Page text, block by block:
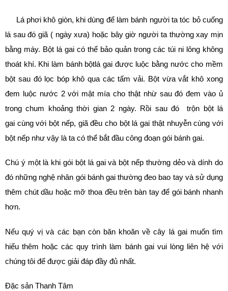
Lá phơi khô giòn, khi dùng để làm bánh người ta tóc bỏ cuống
lá sau đó giã ( ngày xưa) hoặc bây giờ người ta thường xay mịn
bằng máy. Bột lá gai có thể bảo quản trong các túi ni lông không
thoát khí. Khi làm bánh bộtlá gai được luộc bằng nước cho mềm
bột sau đó lọc bóp khô qua các tấm vải. Bột vừa vắt khô xong
đem luộc nước 2 với mật mía cho thật nhừ sau đó đem vào ủ
trong chum khoảng thời gian 2 ngày. Rồi sau đó trộn bột lá
gai cùng với bột nếp, giã đều cho bột lá gai thật nhuyễn cùng với
bột nếp như vậy là ta có thể bắt đầu công đoạn gói bánh gai.
Chú ý một là khi gói bột lá gai và bột nếp thường dẻo và dính do
đó những nghệ nhân gói bánh gai thường đeo bao tay và sử dụng
thêm chút dầu hoặc mỡ thoa đều trên bàn tay để gói bánh nhanh
hơn.
Nếu quý vị và các bạn còn băn khoăn về cây lá gai muốn tìm
hiểu thêm hoặc các quy trình làm bánh gai vui lòng liên hệ với
chúng tôi để được giải đáp đầy đủ nhất.
Đặc sản Thanh Tâm